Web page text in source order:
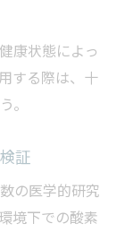
康状態によっ
する際は、十
。
証
の医学的研究
境下での酸素